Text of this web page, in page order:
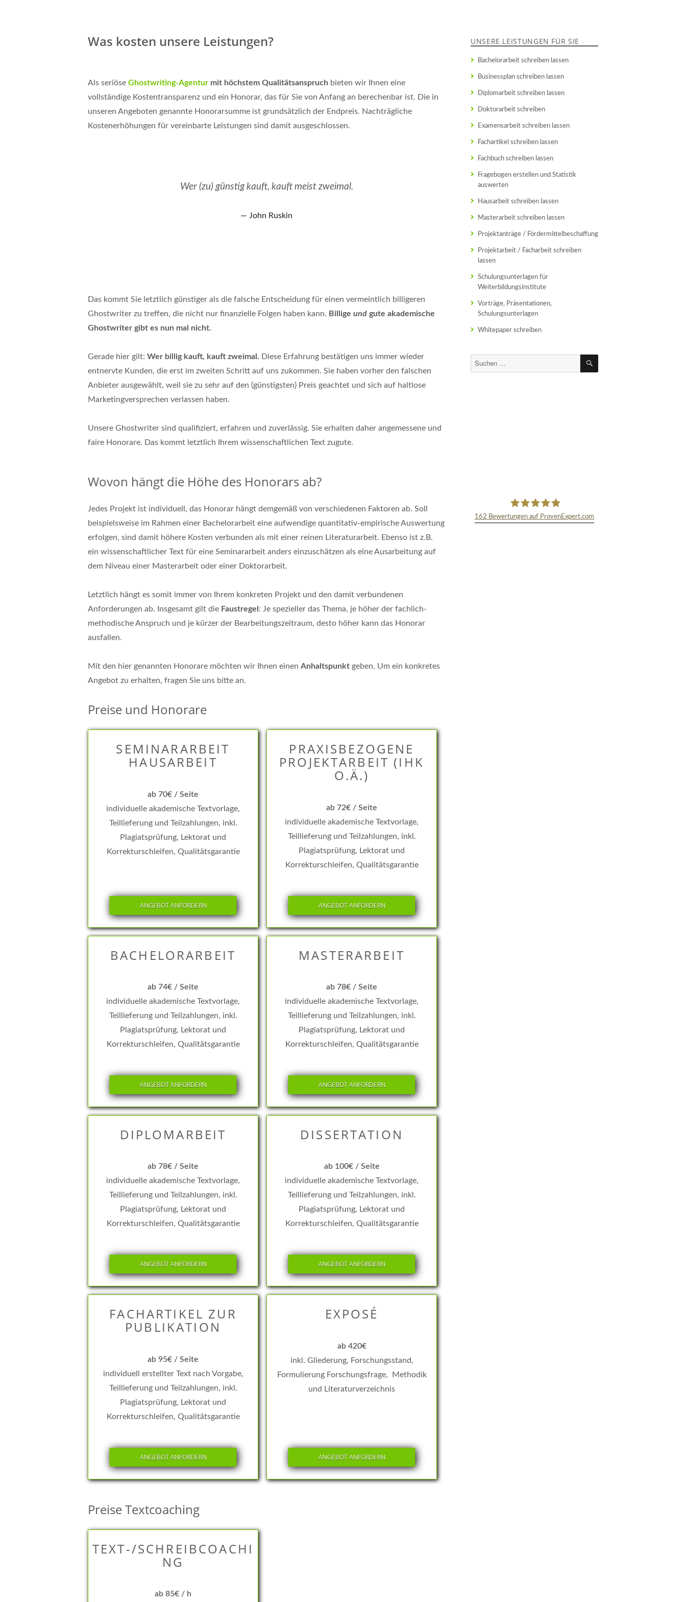
Was kosten unsere Leistungen?
Als seriöse Ghostwriting-Agentur mit höchstem Qualitätsanspruch bieten wir Ihnen eine
vollständige Kostentransparenz und ein Honorar, das für Sie von Anfang an berechenbar ist. Die in
unseren Angeboten genannte Honorarsumme ist grundsätzlich der Endpreis. Nachträgliche
Kostenerhöhungen für vereinbarte Leistungen sind damit ausgeschlossen.
Wer (zu) günstig kauft, kauft meist zweimal.
John Ruskin
Das kommt Sie letztlich günstiger als die falsche Entscheidung für einen vermeintlich billigeren
Ghostwriter zu treffen, die nicht nur finanzielle Folgen haben kann. Billige und gute akademische
Ghostwriter gibt es nun mal nicht.
Gerade hier gilt: Wer billig kauft, kauft zweimal. Diese Erfahrung bestätigen uns immer wieder
entnervte Kunden, die erst im zweiten Schritt auf uns zukommen. Sie haben vorher den falschen
Anbieter ausgewählt, weil sie zu sehr auf den (günstigsten) Preis geachtet und sich auf haltlose
Marketingversprechen verlassen haben.
Unsere Ghostwriter sind qualifiziert, erfahren und zuverlässig. Sie erhalten daher angemessene und
faire Honorare. Das kommt letztlich Ihrem wissenschaftlichen Text zugute.
Wovon hängt die Höhe des Honorars ab?
Jedes Projekt ist individuell, das Honorar hängt demgemäß von verschiedenen Faktoren ab. Soll
beispielsweise im Rahmen einer Bachelorarbeit eine aufwendige quantitativ-empirische Auswertung
erfolgen, sind damit höhere Kosten verbunden als mit einer reinen Literaturarbeit. Ebenso ist z.B.
ein wissenschaftlicher Text für eine Seminararbeit anders einzuschätzen als eine Ausarbeitung auf
dem Niveau einer Masterarbeit oder einer Doktorarbeit.
Letztlich hängt es somit immer von Ihrem konkreten Projekt und den damit verbundenen
Anforderungen ab. Insgesamt gilt die Faustregel : Je spezieller das Thema, je höher der fachlich-
methodische Anspruch und je kürzer der Bearbeitungszeitraum, desto höher kann das Honorar
ausfallen.
Mit den hier genannten Honorare möchten wir Ihnen einen Anhaltspunkt geben. Um ein konkretes
Angebot zu erhalten, fragen Sie uns bitte an.
Preise und Honorare
SEMINARARBEIT
HAUSARBEIT
ab 70€ / Seite
individuelle akademische Textvorlage,
Teillieferung und Teilzahlungen, inkl.
Plagiatsprüfung, Lektorat und
Korrekturschleifen, Qualitätsgarantie
ANGEBOT ANFORDERN
PRAXISBEZOGENE
PROJEKTARBEIT (IHK
O.Ä.)
ab 72€ / Seite
individuelle akademische Textvorlage,
Teillieferung und Teilzahlungen, inkl.
Plagiatsprüfung, Lektorat und
Korrekturschleifen, Qualitätsgarantie
ANGEBOT ANFORDERN
BACHELORARBEIT
ab 74€ / Seite
individuelle akademische Textvorlage,
Teillieferung und Teilzahlungen, inkl.
Plagiatsprüfung, Lektorat und
Korrekturschleifen, Qualitätsgarantie
ANGEBOT ANFORDERN
MASTERARBEIT
ab 78€ / Seite
individuelle akademische Textvorlage,
Teillieferung und Teilzahlungen, inkl.
Plagiatsprüfung, Lektorat und
Korrekturschleifen, Qualitätsgarantie
ANGEBOT ANFORDERN
DIPLOMARBEIT
ab 78€ / Seite
individuelle akademische Textvorlage,
Teillieferung und Teilzahlungen, inkl.
Plagiatsprüfung, Lektorat und
Korrekturschleifen, Qualitätsgarantie
ANGEBOT ANFORDERN
DISSERTATION
ab 100€ / Seite
individuelle akademische Textvorlage,
Teillieferung und Teilzahlungen, inkl.
Plagiatsprüfung, Lektorat und
Korrekturschleifen, Qualitätsgarantie
ANGEBOT ANFORDERN
FACHARTIKEL ZUR
PUBLIKATION
ab 95€ / Seite
individuell erstellter Text nach Vorgabe,
Teillieferung und Teilzahlungen, inkl.
Plagiatsprüfung, Lektorat und
Korrekturschleifen, Qualitätsgarantie
ANGEBOT ANFORDERN
EXPOSÉ
ab 420€
inkl. Gliederung, Forschungsstand,
Formulierung Forschungsfrage, Methodik
und Literaturverzeichnis
ANGEBOT ANFORDERN
Preise Textcoaching
TEXT-/SCHREIBCOACHI
NG
ab 85€ / h
UNSERE LEISTUNGEN FÜR SIE
Bachelorarbeit schreiben lassen
Businessplan schreiben lassen
Diplomarbeit schreiben lassen
Doktorarbeit schreiben
Examensarbeit schreiben lassen
Fachartikel schreiben lassen
Fachbuch schreiben lassen
Fragebogen erstellen und Statistik
auswerten
Hausarbeit schreiben lassen
Masterarbeit schreiben lassen
Projektanträge / Fördermittelbeschaffung
Projektarbeit / Facharbeit schreiben
lassen
Schulungsunterlagen für
Weiterbildungsinstitute
Vorträge, Präsentationen,
Schulungsunterlagen
Whitepaper schreiben
Suchen
nach:
SUCHEN
162 Bewertungen auf ProvenExpert.com